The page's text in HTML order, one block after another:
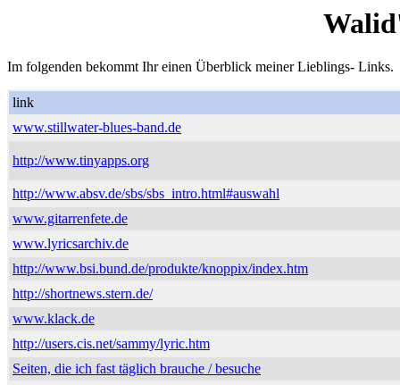
Im folgenden bekommt Ihr einen Überblick meiner Lieblings- Links.
link
www.stillwater-blues-band.de
http://www.tinyapps.org
http://www.absv.de/sbs/sbs_intro.html#auswahl
www.gitarrenfete.de
www.lyricsarchiv.de
http://www.bsi.bund.de/produkte/knoppix/index.htm
http://shortnews.stern.de/
www.klack.de
http://users.cis.net/sammy/lyric.htm
Seiten, die ich fast täglich brauche / besuche